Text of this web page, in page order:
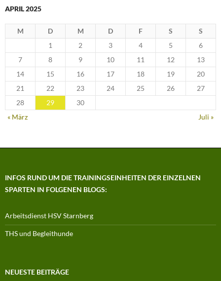
APRIL 2025
M D M D F S
S
1
2 3 4 5
6
7
8 9 10 11 12
13
14
15 16 17 18 19
20
21
22 23 24 25 26
27
28
29
30
« März
Juli »
INFOS RUND UM DIE TRAININGSEINHEITEN DER EINZELNEN
SPARTEN IN FOLGENEN BLOGS:
Arbeitsdienst HSV Starnberg
THS und Begleithunde
NEUESTE BEITRÄGE